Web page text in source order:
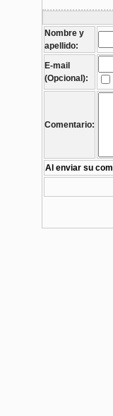
Nombre y
apellido:
E-mail
(Opcional):
Comentario:
Al enviar su